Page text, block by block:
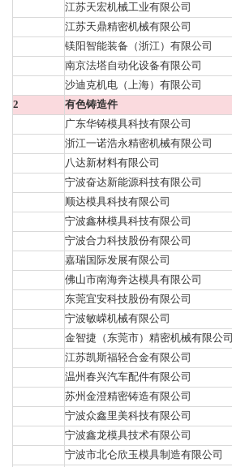
江苏天宏机械工业有限公司
江苏天鼎精密机械有限公司
镁阳智能装备（浙江）有限公司
南京法塔自动化设备有限公司
沙迪克机电（上海）有限公司
2
有色铸造件
广东华铸模具科技有限公司
浙江一诺浩永精密机械有限公司
八达新材料有限公司
宁波奋达新能源科技有限公司
顺达模具科技有限公司
宁波鑫林模具科技有限公司
宁波合力科技股份有限公司
嘉瑞国际发展有限公司
佛山市南海奔达模具有限公司
东莞宜安科技股份有限公司
宁波敏嵘机械有限公司
金智捷（东莞市）精密机械有限公司
江苏凯斯福轻合金有限公司
温州春兴汽车配件有限公司
苏州金澄精密铸造有限公司
宁波众鑫里美科技有限公司
宁波鑫龙模具技术有限公司
宁波市北仑欣玉模具制造有限公司